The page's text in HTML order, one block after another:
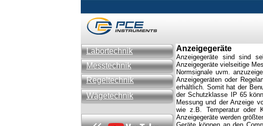
Labortechnik
Messtechnik
Regeltechnik
Wägetechnik
Anzeigegeräte
Anzeigegeräte sind sind
Anzeigegeräte vielseitige
Normsignale uvm.
Anzeigegeräten oder
erhältlich. Somit hat der
der Schutzklasse IP 65
Messung und der Anzeige
wie z.B. Temperatur oder
Anzeigegeräte werden